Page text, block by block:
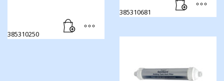
385310250
385310681